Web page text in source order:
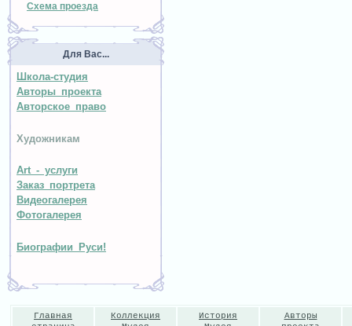
Схема проезда
Для Вас...
Школа-студия
Авторы проекта
Авторское право
Художникам
Art - услуги
Заказ портрета
Видеогалерея
Фотогалерея
Биографии Руси!
Главная
Коллекция
История
Авторы